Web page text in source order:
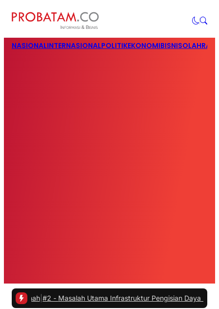
NASIONALINTERNASIONALPOLITIKEKONOMIBISNIS
#2 -Masalah Utama Infrastruktur Pengisian Daya untuk Mobil